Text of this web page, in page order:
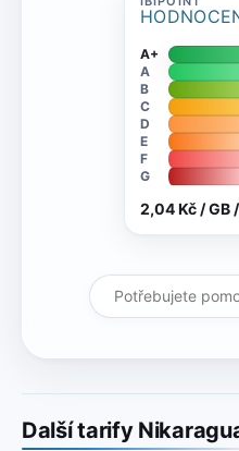
A+
A
B
C
D
E
F
G
2,04 Kč / GB
Potřebujete
Další tarify